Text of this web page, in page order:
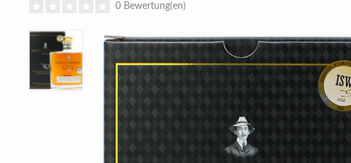
0 Bewertung(en)